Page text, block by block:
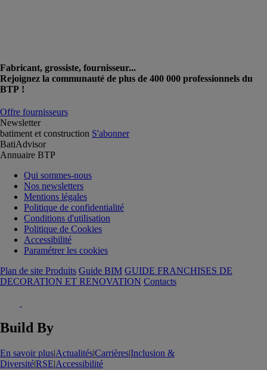
Fabricant, grossiste, fournisseur...
Rejoignez la communauté de plus de 400 000 professionnels du
BTP !
Offre fournisseurs
Newsletter
batiment et construction S'abonner
BatiAdvisor
Annuaire BTP
Qui sommes-nous
Nos newsletters
Mentions légales
Politique de confidentialité
Conditions d'utilisation
Politique de Cookies
Accessibilité
Paramétrer les cookies
Plan de site Produits Guide BIM GUIDE FRANCHISES DE
DECORATION ET RENOVATION Contacts
Build By
En savoir plus|Actualités|Carrières|Inclusion &
Diversité|RSE|Accessibilité